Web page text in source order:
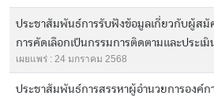
ประชาสัมพันธ์การรับฟังข้อมูลเกี่ยวกับผู้สมัค
การคัดเลือกเป็นกรรมการติดตามและประเ
เผยแพร่ : 24 มกราคม 2568
ประชาสัมพันธ์การสรรหาผู้อำนวยการองค์ก